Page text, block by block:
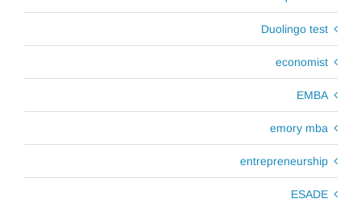
Duolingo test
economist
EMBA
emory mba
entrepreneurship
ESADE